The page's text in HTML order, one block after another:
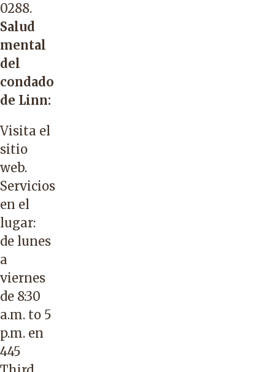
0288.
Salud
mental
del
condado
de Linn:
Visita el
sitio
web.
Servicios
en el
lugar:
de lunes
a
viernes
de 8:30
a.m. to 5
p.m. en
445